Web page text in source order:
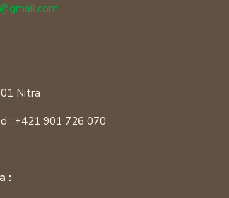
Nitra
: +421 901 726 070
: